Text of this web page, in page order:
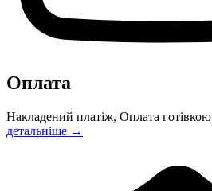
Оплата
Накладений платіж, Оплата
детальніше →